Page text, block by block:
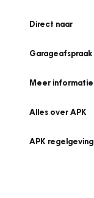
Direct naar
Garageafspraak
Meer informatie
Alles over APK
APK regelgeving